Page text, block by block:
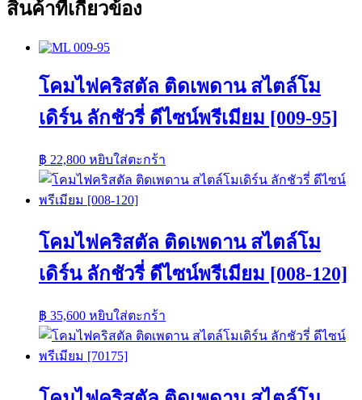
สินค้าที่เกี่ยวข้อง
โคมไฟคริสตัล ติดเพดาน สไตล์โม
เดิร์น ลักชัวรี่ ดีไซน์พรีเมียม [009-95]
฿ 22,800 หยิบใส่ตะกร้า
โคมไฟคริสตัล ติดเพดาน สไตล์โม
เดิร์น ลักชัวรี่ ดีไซน์พรีเมียม [008-120]
฿ 35,600 หยิบใส่ตะกร้า